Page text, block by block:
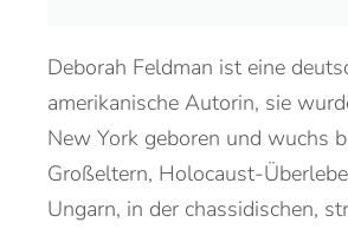
Deborah Feldman ist eine
amerikanische Autorin, sie
New York geboren und wuchs
Großeltern, Holocaust-
Ungarn, in der chassidischen,